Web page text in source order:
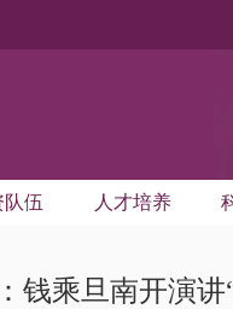
队伍 人才培养
钱乘旦南开演讲